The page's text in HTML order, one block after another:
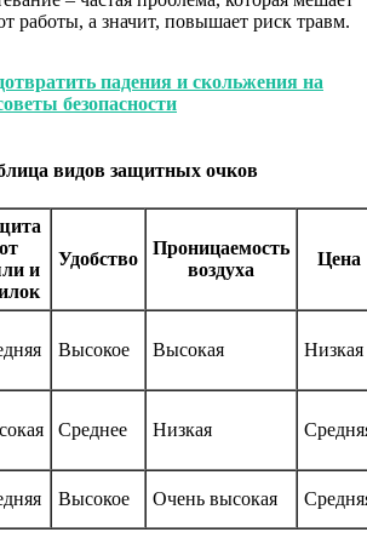
работы, а значит, повышает риск травм.
падения и скольжения на
безопасности
видов защитных очков
от
и
Удобство
Проницаемость
воздуха
Цена
Высокое Высокая Низкая
Среднее Низкая
Высокое Очень высокая